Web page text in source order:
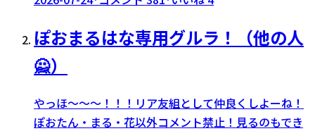
ぽおまるはな専用グルラ！（他の人
🙅）
やっほ〜〜〜！！！リア友組として仲良くしよーね！
ぽおたん・まる・花以外コメント禁止！見るのもでき